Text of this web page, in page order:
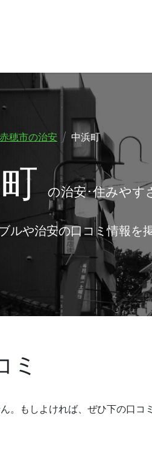
赤穂市の治安 中浜町
の治安･住みやす
ルや治安の口コミ情報
ミ
。もしよければ、ぜひ下の口コ